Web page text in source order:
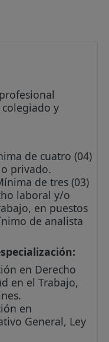
y
de cuatro (04)
privado.
de tres (03)
laboral y/o
en puestos
de analista
en Derecho
en el Trabajo,
en
General, Ley